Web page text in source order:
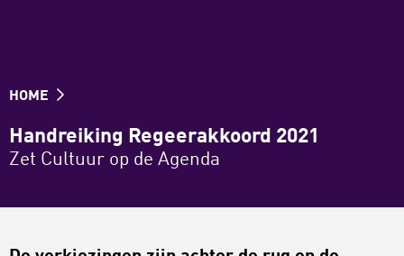
HOME
Handreiking Regeerakkoord 2021
Zet Cultuur op de Agenda